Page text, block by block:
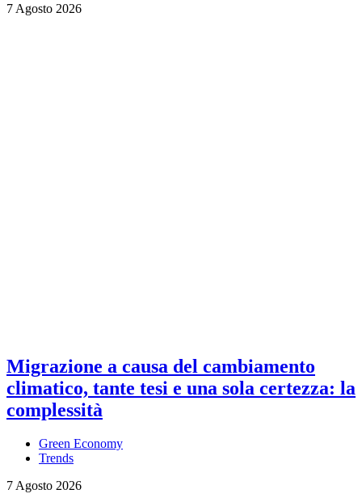
7 Agosto 2026
Migrazione a causa del cambiamento
climatico, tante tesi e una sola certezza: la
complessità
Green Economy
Trends
7 Agosto 2026